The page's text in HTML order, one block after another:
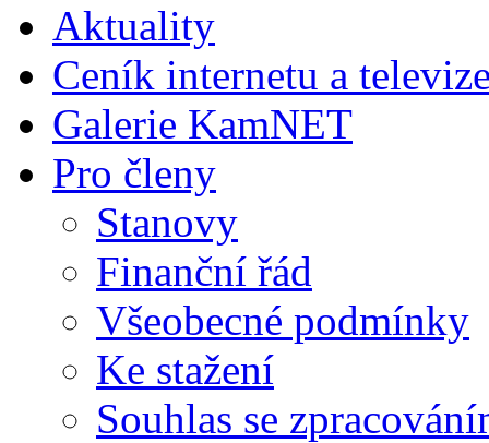
Aktuality
Ceník internetu a
Galerie KamNET
Pro členy
Stanovy
Finanční řád
Všeobecné podmínky
Ke stažení
Souhlas se